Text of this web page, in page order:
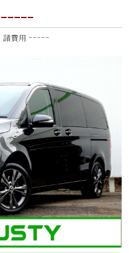
-----
諸費用 -----